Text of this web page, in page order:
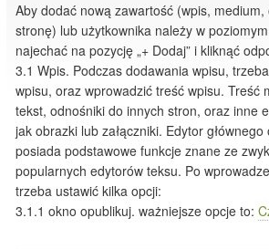
Aby dodać nową zawartość (wpis, medium,
stronę) lub użytkownika należy w
najechać na pozycję „+ Dodaj” i kliknąć
3.1 Wpis. Podczas dodawania wpisu,
wpisu, oraz wprowadzić treść wpisu. Treść
tekst, odnośniki do innych stron, oraz inne
jak obrazki lub załączniki. Edytor
posiada podstawowe funkcje znane ze
popularnych edytorów teksu. Po
trzeba ustawić kilka opcji:
3.1.1 okno opublikuj. ważniejsze opcje to: